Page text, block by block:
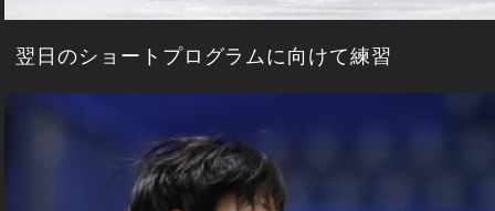
翌日のショートプログラムに向けて練習